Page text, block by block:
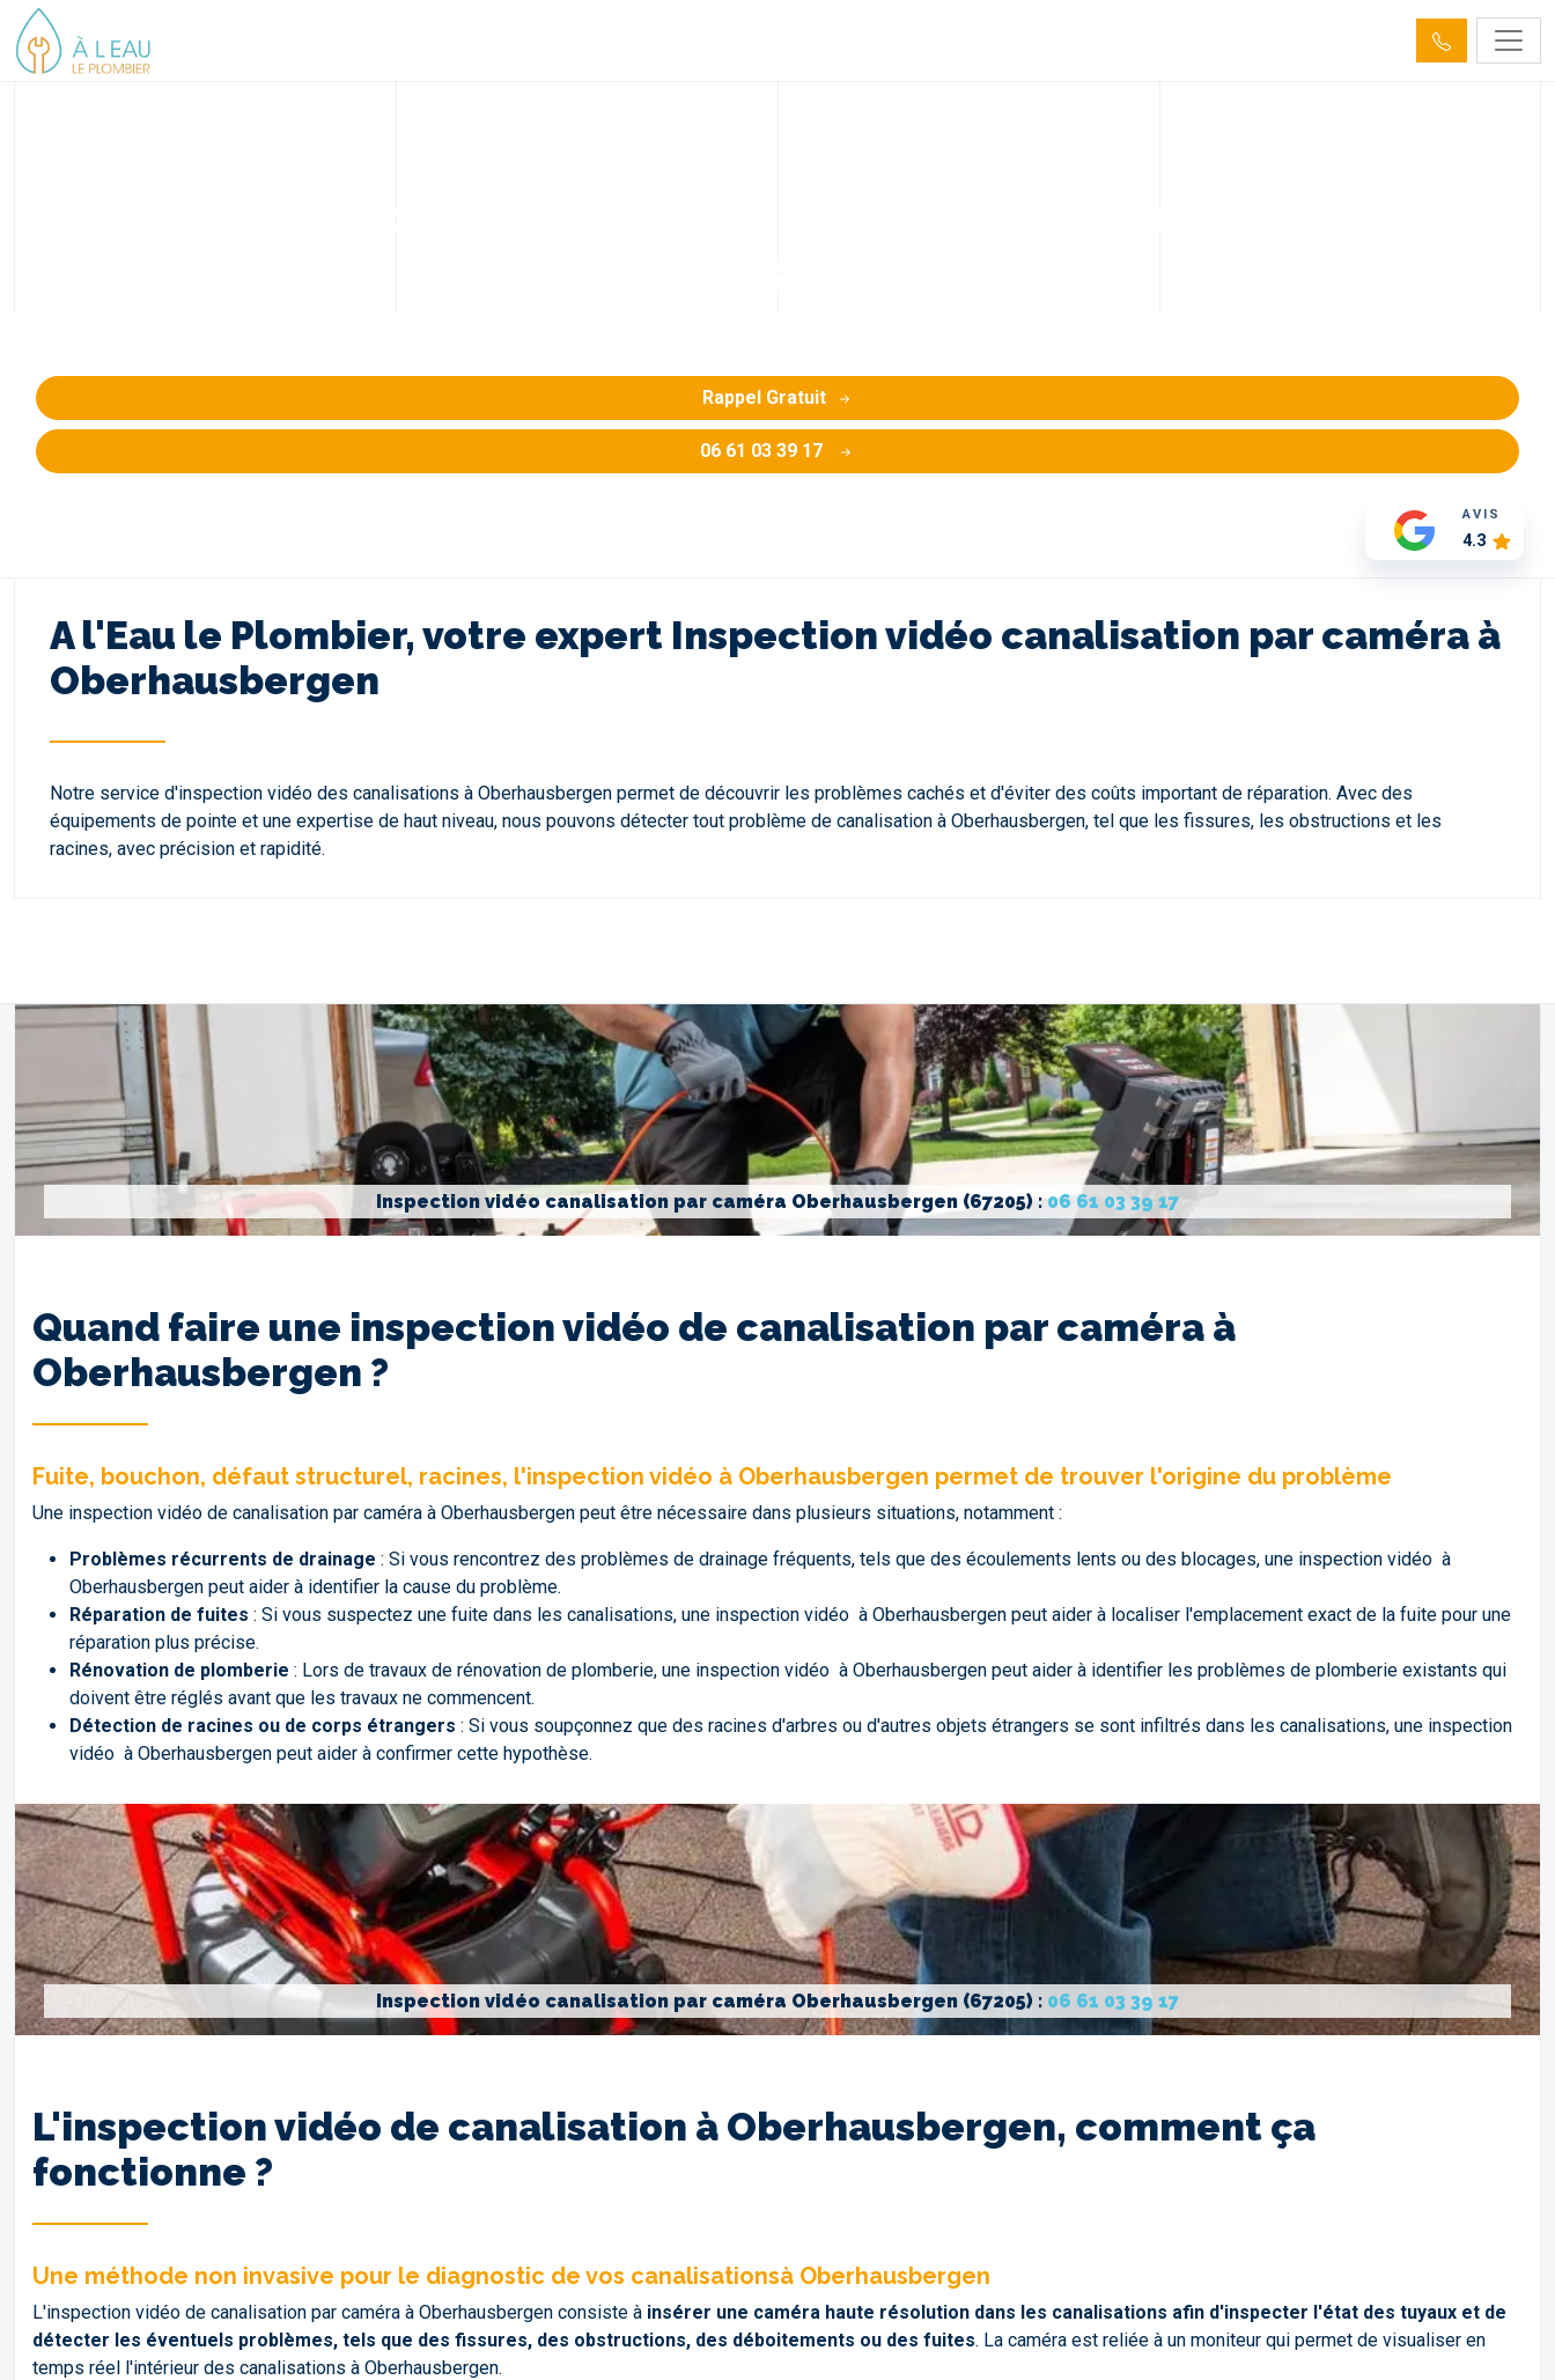
Rappel Gratuit
06 61 03 39 17
AVIS
4.3
A l'Eau le Plombier, votre expert Inspection vidéo canalisation par caméra à
Oberhausbergen
Notre service d'inspection vidéo des canalisations à Oberhausbergen permet de découvrir les problèmes cachés et d'éviter des coûts important de réparation. Avec des
équipements de pointe et une expertise de haut niveau, nous pouvons détecter tout problème de canalisation à Oberhausbergen, tel que les fissures, les obstructions et les
racines, avec précision et rapidité.
Inspection vidéo canalisation par caméra Oberhausbergen (67205) :06 61 03 39 17
Quand faire une inspection vidéo de canalisation par caméra à
Oberhausbergen ?
Fuite, bouchon, défaut structurel, racines, l'inspection vidéo à Oberhausbergen permet de trouver l'origine du problème
Une inspection vidéo de canalisation par caméra à Oberhausbergen peut être nécessaire dans plusieurs situations, notamment :
Problèmes récurrents de drainage : Si vous rencontrez des problèmes de drainage fréquents, tels que des écoulements lents ou des blocages, une inspection vidéo à
Oberhausbergen peut aider à identifier la cause du problème.
Réparation de fuites : Si vous suspectez une fuite dans les canalisations, une inspection vidéo à Oberhausbergen peut aider à localiser l'emplacement exact de la fuite pour une
réparation plus précise.
Rénovation de plomberie : Lors de travaux de rénovation de plomberie, une inspection vidéo à Oberhausbergen peut aider à identifier les problèmes de plomberie existants qui
doivent être réglés avant que les travaux ne commencent.
Détection de racines ou de corps étrangers : Si vous soupçonnez que des racines d'arbres ou d'autres objets étrangers se sont infiltrés dans les canalisations, une inspection
vidéo à Oberhausbergen peut aider à confirmer cette hypothèse.
Inspection vidéo canalisation par caméra Oberhausbergen (67205) : 06 61 03 39 17
L'inspection vidéo de canalisation à Oberhausbergen, comment ça
fonctionne ?
Une méthode non invasive pour le diagnostic de vos canalisationsà Oberhausbergen
L'inspection vidéo de canalisation par caméra à Oberhausbergen consiste à insérer une caméra haute résolution dans les canalisations afin d'inspecter l'état des tuyaux et de
détecter les éventuels problèmes, tels que des fissures, des obstructions, des déboitements ou des fuites. La caméra est reliée à un moniteur qui permet de visualiser en
temps réel l'intérieur des canalisations à Oberhausbergen.